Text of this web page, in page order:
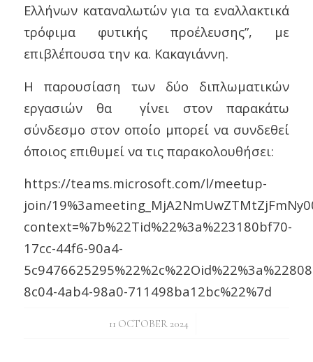
Ελλήνων καταναλωτών για τα εναλλακτικά
τρόφιμα φυτικής προέλευσης”, με
επιβλέπουσα την κα. Κακαγιάννη.
Η παρουσίαση των δύο διπλωματικών
εργασιών θα γίνει στον παρακάτω
σύνδεσμο στον οποίο μπορεί να συνδεθεί
όποιος επιθυμεί να τις παρακολουθήσει:
https://teams.microsoft.com/l/meetup-
join/
context=%7b%22Tid%22%3a%223180bf70-
17cc-44f6-90a4-
8c04-4ab4-98a0-711498ba12bc%22%7d
11 OCTOBER 2024
/